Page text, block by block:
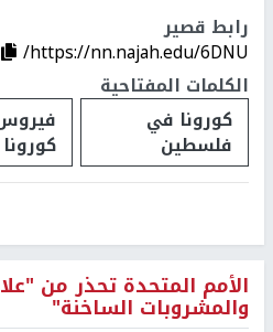
رابط قصير
https://nn.najah.edu/6DNU/
الكلمات المفتاحية
كورونا في
فلسطين كورونا
الأمم المتحدة تحذر من
والمشروبات الساخنة"